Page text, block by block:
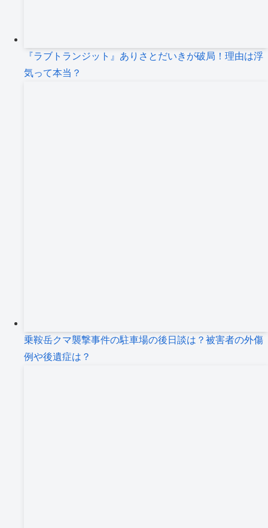
『ラブトランジット』ありさとだいきが破局！理由は浮
気って本当？
乗鞍岳クマ襲撃事件の駐車場の後日談は？被害者の外傷
例や後遺症は？